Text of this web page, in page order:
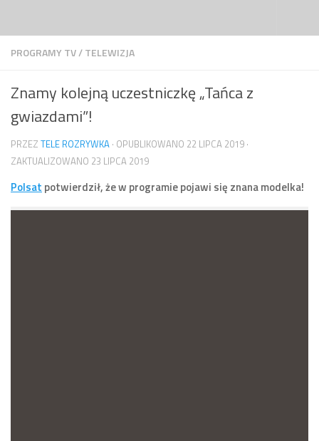
PROGRAMY TV/TELEWIZJA
Znamy kolejną uczestniczkę „Tańca z
gwiazdami”!
PRZEZ TELE ROZRYWKA · OPUBLIKOWANO 22 LIPCA 2019 ·
ZAKTUALIZOWANO 23 LIPCA 2019
Polsat potwierdził, że w programie pojawi się znana modelka!